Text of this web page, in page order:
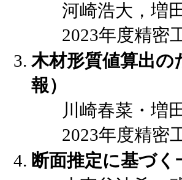
河崎浩大，増
2023年度精密
木材形質値算出
報）
川崎春菜・
2023年度精密
断面推定に基づ